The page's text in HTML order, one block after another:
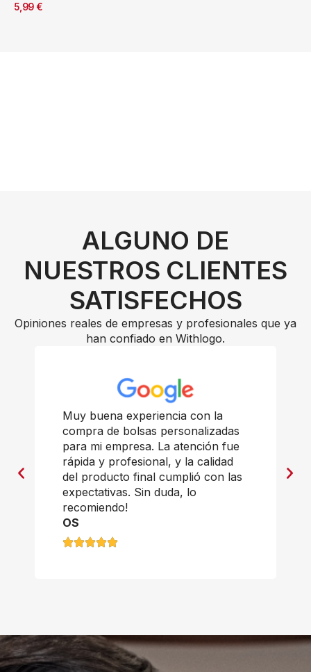
5,99 €
ALGUNO DE
NUESTROS CLIENTES
SATISFECHOS
Opiniones reales de empresas y profesionales que ya
han confiado en Withlogo.
Muy buena experiencia con la
compra de bolsas personalizadas
para mi empresa. La atención fue
rápida y profesional, y la calidad
del producto final cumplió con las
expectativas. Sin duda, lo
recomiendo!
OS